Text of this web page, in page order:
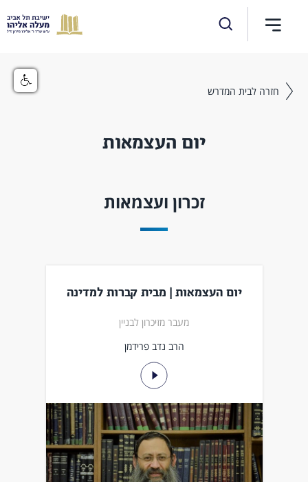
חזרה לבית המדרש
יום העצמאות
זכרון ועצמאות
יום העצמאות | מבית קברות למדינה
מעבר מזיכרון לבניין
הרב נדב פרידמן